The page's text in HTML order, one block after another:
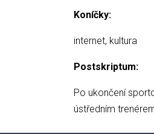
Koníčky:
internet, kultura
Postskriptum:
Po ukončení
ústředním